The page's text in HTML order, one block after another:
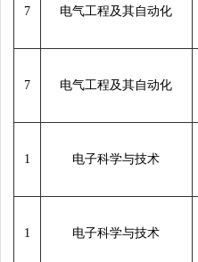
7 电气工程及其自动化
7 电气工程及其自动化
1 电子科学与技术
1 电子科学与技术